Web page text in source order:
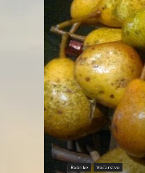
Rubrike Voćarstvo